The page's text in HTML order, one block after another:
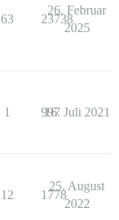
63 23738
26. Februar
2025
1 997
16. Juli 2021
12 1778
25. August
2022